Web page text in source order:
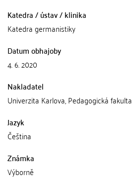
Katedra / ústav / klinika
Katedra germanistiky
Datum obhajoby
4. 6. 2020
Nakladatel
Univerzita Karlova, Pedagogická fakulta
Jazyk
Čeština
Známka
Výborně